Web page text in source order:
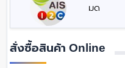
มด
สั่งซื้อสินค้า Online